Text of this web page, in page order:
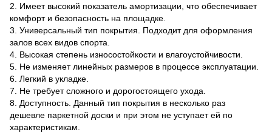
2. Имеет высокий показатель амортизации, что обеспечивает
комфорт и безопасность на площадке.
3. Универсальный тип покрытия. Подходит для оформления
залов всех видов спорта.
4. Высокая степень износостойкости и влагоустойчивости.
5. Не изменяет линейных размеров в процессе эксплуатации.
6. Легкий в укладке.
7. Не требует сложного и дорогостоящего ухода.
8. Доступность. Данный тип покрытия в несколько раз
дешевле паркетной доски и при этом не уступает ей по
характеристикам.